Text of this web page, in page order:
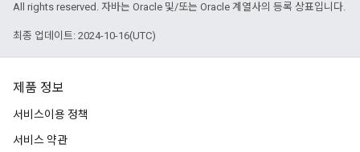
All rights reserved. 자바는 Oracle 및/또는 Oracle 계열사의 등록 상표입니다.
최종 업데이트: 2024-10-16(UTC)
제품 정보
서비스이용 정책
서비스 약관